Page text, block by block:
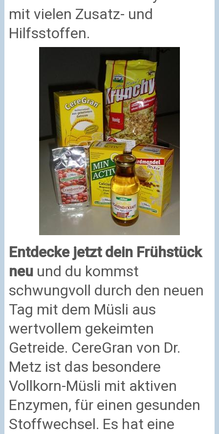
mit vielen Zusatz- und
Hilfsstoffen.
Entdecke jetzt dein Frühstück
neuund du kommst
schwungvoll durch den neuen
Tag mit dem Müsli aus
wertvollem gekeimten
Getreide. CereGran von Dr.
Metz ist das besondere
Vollkorn-Müsli mit aktiven
Enzymen, für einen gesunden
Stoffwechsel. Es hat eine